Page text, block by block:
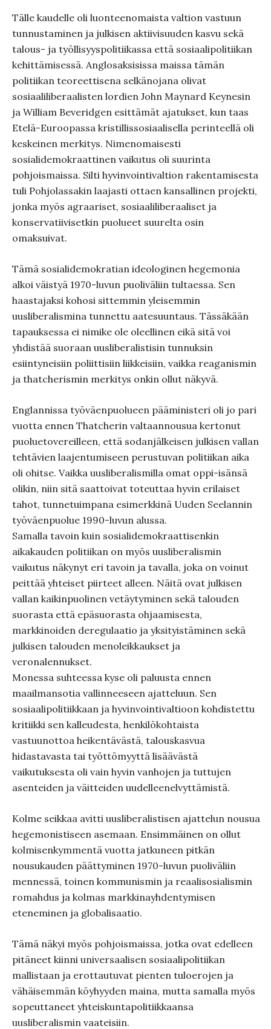
Tälle kaudelle oli luonteenomaista valtion vastuun
tunnustaminen ja julkisen aktiivisuuden kasvu sekä
talous- ja työllisyyspolitiikassa että sosiaalipolitiikan
kehittämisessä. Anglosaksisissa maissa tämän
politiikan teoreettisena selkänojana olivat
sosiaaliliberaalisten lordien John Maynard Keynesin
ja William Beveridgen esittämät ajatukset, kun taas
Etelä-Euroopassa kristillissosiaalisella perinteellä oli
keskeinen merkitys. Nimenomaisesti
sosialidemokraattinen vaikutus oli suurinta
pohjoismaissa. Silti hyvinvointivaltion rakentamisesta
tuli Pohjolassakin laajasti ottaen kansallinen projekti,
jonka myös agraariset, sosiaaliliberaaliset ja
konservatiivisetkin puolueet suurelta osin
omaksuivat.
Tämä sosialidemokratian ideologinen hegemonia
alkoi väistyä 1970-luvun puoliväliin tultaessa. Sen
haastajaksi kohosi sittemmin yleisemmin
uusliberalismina tunnettu aatesuuntaus. Tässäkään
tapauksessa ei nimike ole oleellinen eikä sitä voi
yhdistää suoraan uusliberalistisin tunnuksin
esiintyneisiin poliittisiin liikkeisiin, vaikka reaganismin
ja thatcherismin merkitys onkin ollut näkyvä.
Englannissa työväenpuolueen pääministeri oli jo pari
vuotta ennen Thatcherin valtaannousua kertonut
puoluetovereilleen, että sodanjälkeisen julkisen vallan
tehtävien laajentumiseen perustuvan politiikan aika
oli ohitse. Vaikka uusliberalismilla omat oppi-isänsä
olikin, niin sitä saattoivat toteuttaa hyvin erilaiset
tahot, tunnetuimpana esimerkkinä Uuden Seelannin
työväenpuolue 1990-luvun alussa.
Samalla tavoin kuin sosialidemokraattisenkin
aikakauden politiikan on myös uusliberalismin
vaikutus näkynyt eri tavoin ja tavalla, joka on voinut
peittää yhteiset piirteet alleen. Näitä ovat julkisen
vallan kaikinpuolinen vetäytyminen sekä talouden
suorasta että epäsuorasta ohjaamisesta,
markkinoiden deregulaatio ja yksityistäminen sekä
julkisen talouden menoleikkaukset ja
veronalennukset.
Monessa suhteessa kyse oli paluusta ennen
maailmansotia vallinneeseen ajatteluun. Sen
sosiaalipolitiikkaan ja hyvinvointivaltioon kohdistettu
kritiikki sen kalleudesta, henkilökohtaista
vastuunottoa heikentävästä, talouskasvua
hidastavasta tai työttömyyttä lisäävästä
vaikutuksesta oli vain hyvin vanhojen ja tuttujen
asenteiden ja väitteiden uudelleenelvyttämistä.
Kolme seikkaa avitti uusliberalistisen ajattelun nousua
hegemonistiseen asemaan. Ensimmäinen on ollut
kolmisenkymmentä vuotta jatkuneen pitkän
nousukauden päättyminen 1970-luvun puoliväliin
mennessä, toinen kommunismin ja reaalisosialismin
romahdus ja kolmas markkinayhdentymisen
eteneminen ja globalisaatio.
Tämä näkyi myös pohjoismaissa, jotka ovat edelleen
pitäneet kiinni universaalisen sosiaalipolitiikan
mallistaan ja erottautuvat pienten tuloerojen ja
vähäisemmän köyhyyden maina, mutta samalla myös
sopeuttaneet yhteiskuntapolitiikkaansa
uusliberalismin vaateisiin.